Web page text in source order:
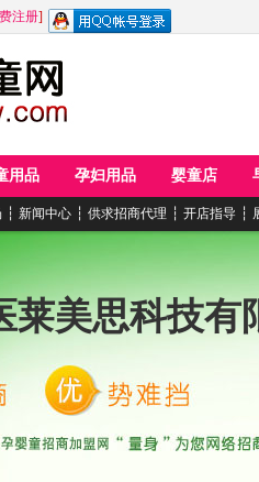
注册]
用品 孕妇用品 婴童店
┆ 新闻中心 ┆ 供求招商代理 ┆ 开店指导 ┆
莱美思科技有